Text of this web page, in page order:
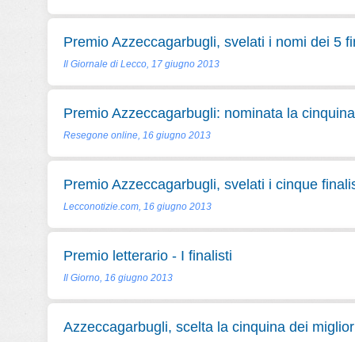
Premio Azzeccagarbugli, svelati i nomi dei 5
Il Giornale di Lecco, 17 giugno 2013
Premio Azzeccagarbugli: nominata la
Resegone online, 16 giugno 2013
Premio Azzeccagarbugli, svelati i cinque
Lecconotizie.com, 16 giugno 2013
Premio letterario - I finalisti
Il Giorno, 16 giugno 2013
Azzeccagarbugli, scelta la cinquina dei